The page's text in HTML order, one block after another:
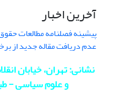
آخرین اخبار
پیشینه فصلنامه مطالعات
عدم دریافت مقاله جدید از
نشانی: تهران، خیابان
و علوم سیاسی - طبقه 4 - دفتر مجله -